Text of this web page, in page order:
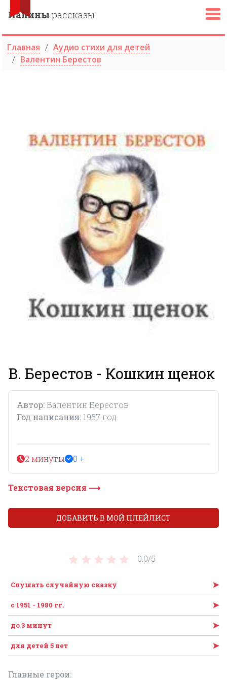
Папины рассказы
Главная
Аудио стихи для детей
Валентин Берестов
В. Берестов - Кошкин щенок
Автор: Валентин Берестов
Год написания: 1957 год
2 минуты 0 +
Текстовая версия ⟶
0.0/5
Слушать случайную сказку ➤
с 1951 - 1980 гг. ➤
до 3 минут ➤
для детей 5 лет ➤
Главные герои:
ДОБАВИТЬ В МОЙ ПЛЕЙЛИСТ